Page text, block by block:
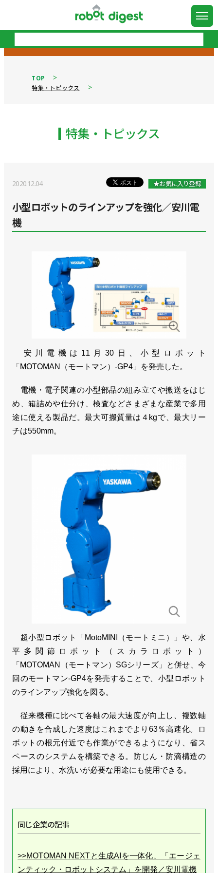
TOP
特集・トピックス
特集・トピックス
2020.12.04 ★お気に入り登録
小型ロボットのラインアップを強化／安川電
機
安川電機は11月30日、小型ロボット
「MOTOMAN（モートマン）-GP4」を発売した。
電機・電子関連の小型部品の組み立てや搬送をはじ
め、箱詰めや仕分け、検査などさまざまな産業で多用
途に使える製品だ。最大可搬質量は４kgで、最大リー
チは550mm。
超小型ロボット「MotoMINI（モートミニ）」や、水
平多関節ロボット（スカラロボット）
「MOTOMAN（モートマン）SGシリーズ」と併せ、今
回のモートマン-GP4を発売することで、小型ロボット
のラインアップ強化を図る。
従来機種に比べて各軸の最大速度が向上し、複数軸
の動きを合成した速度はこれまでより63％高速化。ロ
ボットの根元付近でも作業ができるようになり、省ス
ペースのシステムを構築できる。防じん・防滴構造の
採用により、水洗いが必要な用途にも使用できる。
同じ企業の記事
>>MOTOMAN NEXTと生成AIを一体化、「エージェ
ンティック・ロボットシステム」を開発／安川電機